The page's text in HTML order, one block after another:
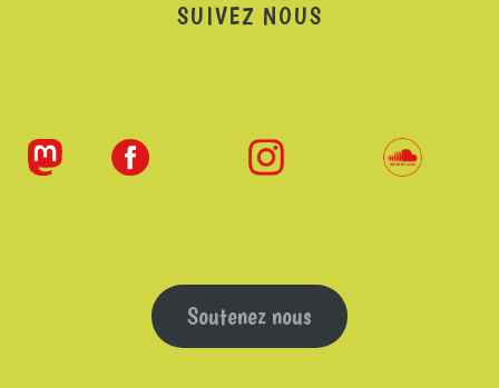
SUIVEZ NOUS
Soutenez nous